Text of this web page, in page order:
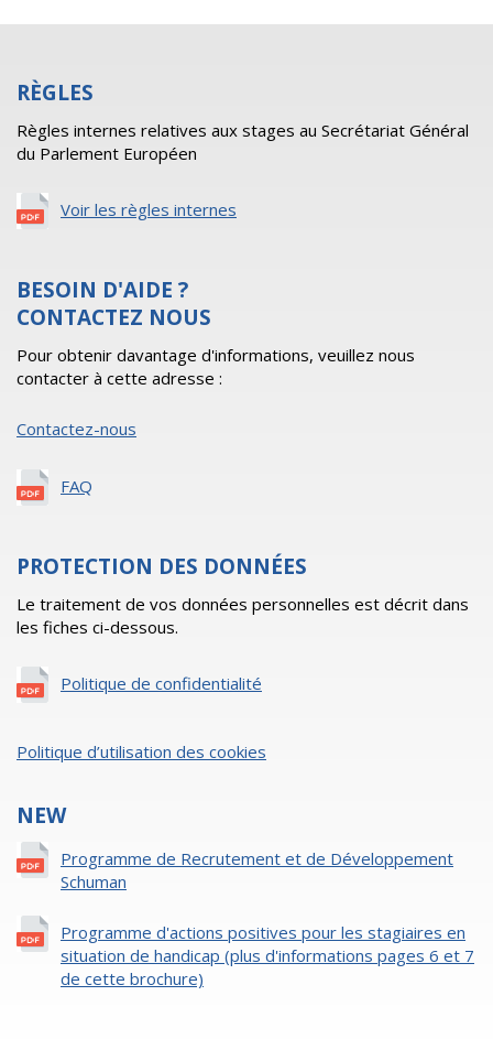
RÈGLES
Règles internes relatives aux stages au Secrétariat Général
du Parlement Européen
Voir les règles internes
BESOIN D'AIDE ?
CONTACTEZ NOUS
Pour obtenir davantage d'informations, veuillez nous
contacter à cette adresse :
Contactez-nous
FAQ
PROTECTION DES DONNÉES
Le traitement de vos données personnelles est décrit dans
les fiches ci-dessous.
Politique de confidentialité
Politique d’utilisation des cookies
NEW
Programme de Recrutement et de Développement
Schuman
Programme d'actions positives pour les stagiaires en
situation de handicap (plus d'informations pages 6 et 7
de cette brochure)